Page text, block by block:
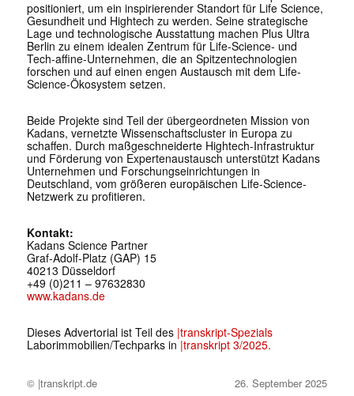
positioniert, um ein inspirierender Standort für Life Science,
Gesundheit und Hightech zu werden. Seine strategische
Lage und technologische Ausstattung machen Plus Ultra
Berlin zu einem idealen Zentrum für Life-Science- und
Tech-affine-Unternehmen, die an Spitzentechnologien
forschen und auf einen engen Austausch mit dem Life-
Science-Ökosystem setzen.
Beide Projekte sind Teil der übergeordneten Mission von
Kadans, vernetzte Wissenschaftscluster in Europa zu
schaffen. Durch maßgeschneiderte Hightech-Infrastruktur
und Förderung von Expertenaustausch unterstützt Kadans
Unternehmen und Forschungseinrichtungen in
Deutschland, vom größeren europäischen Life-Science-
Netzwerk zu profitieren.
Kontakt:
Kadans Science Partner
Graf‑Adolf‑Platz (GAP) 15
40213 Düsseldorf
+49 (0)211 – 97632830
www.kadans.de
Dieses Advertorial ist Teil des |transkript-Spezials
Laborimmobilien/Techparks in |transkript 3/2025.
© |transkript.de 26. September 2025